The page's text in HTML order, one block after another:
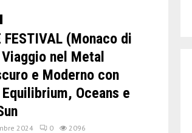
FESTIVAL (Monaco di
nel Metal
e Moderno con
Oceans e
2024 0 2096